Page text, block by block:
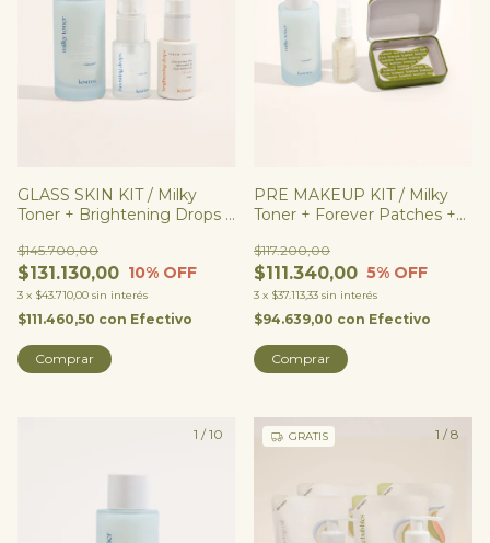
GLASS SKIN KIT / Milky
Toner + Brightening Drops +
$131.130,00
$145.700,00
10% OFF
3 x $43.710,00 sin interés
$111.460,50 con Efectivo
PRE MAKEUP KIT / Milky
Toner + Forever Patches +
$111.340,00
$117.200,00
5% OFF
3 x $37.113,33 sin interés
$94.639,00 con Efectivo
Comprar
1 /10 1 /8
GRATIS